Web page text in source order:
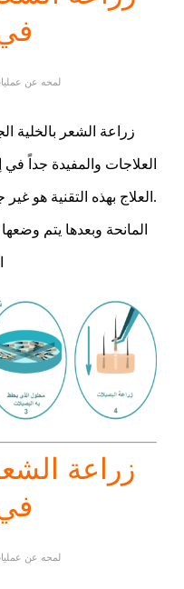
لمحه عن
العلاجات والمفيدة جداً
.العلاج بهذه التقنية هو
المانحة وبعدها يتم
لمحه عن